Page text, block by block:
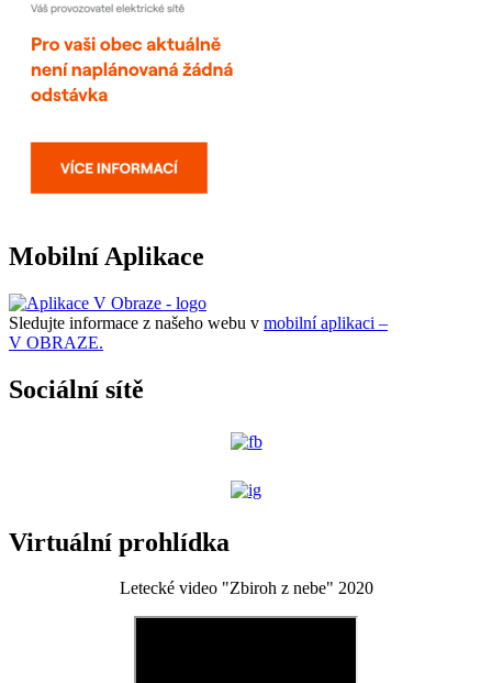
Mobilní Aplikace
Sledujte informace z našeho webu v mobilní aplikaci –
V OBRAZE.
Sociální sítě
Virtuální prohlídka
Letecké video "Zbiroh z nebe" 2020